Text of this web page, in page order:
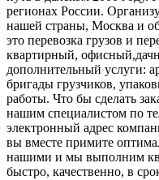
регионах России.
нашей страны, Москва и
это перевозка грузов и
квартирный,
дополнительный услуги:
бригады грузчиков,
работы. Что бы сделать
нашим специалистом по
электронный адрес
вы вместе примите
нашими и мы выполним
быстро, качественно, в